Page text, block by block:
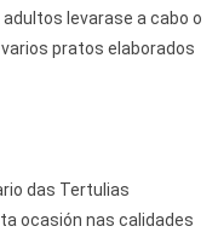
levarase a cabo o
pratos elaborados
das Tertulias
ocasión nas calidades